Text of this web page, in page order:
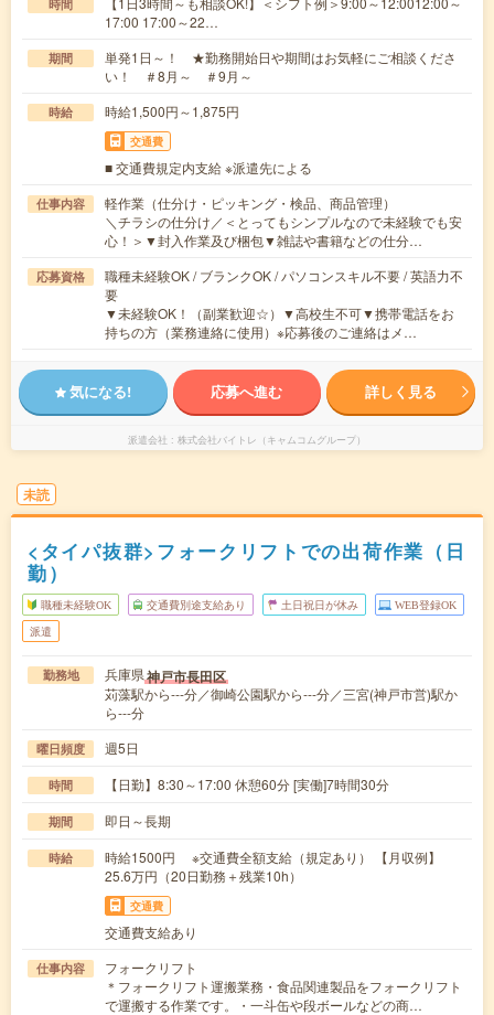
時間
17:00 17:00～22…
期間
単発1日～！ ★勤務開始日や期間はお気軽にご相談くださ
い！ ＃8月～ ＃9月～
時給 時給1,500円～1,875円
交通費
■ 交通費規定内支給 ※派遣先による
仕事内容
軽作業（仕分け・ピッキング・検品、商品管理）
＼チラシの仕分け／＜とってもシンプルなので未経験でも安
心！＞▼封入作業及び梱包▼雑誌や書籍などの仕分…
応募資格
職種未経験OK / ブランクOK / パソコンスキル不要 / 英語力不
要
▼未経験OK！（副業歓迎☆）▼高校生不可▼携帯電話をお
持ちの方（業務連絡に使用）※応募後のご連絡はメ…
気になる! 応募へ進む 詳しく見る
派遣会社 株式会社バイトレ（キャムコムグループ）
未読
<タイパ抜群>フォークリフトでの出荷作業（日
勤）
職種未経験OK 交通費別途支給あり 土日祝日が休み WEB登録OK
派遣
勤務地 兵庫県神戸市長田区
苅藻駅から---分／御崎公園駅から---分／三宮(神戸市営)駅か
ら---分
曜日頻度 週5日
時間 【日勤】8:30～17:00 休憩60分 [実働]7時間30分
期間 即日～長期
時給
時給1500円 ※交通費全額支給（規定あり） 【月収例】
25.6万円（20日勤務＋残業10h）
交通費
交通費支給あり
仕事内容
フォークリフト
＊フォークリフト運搬業務・食品関連製品をフォークリフト
で運搬する作業です。・一斗缶や段ボールなどの商…